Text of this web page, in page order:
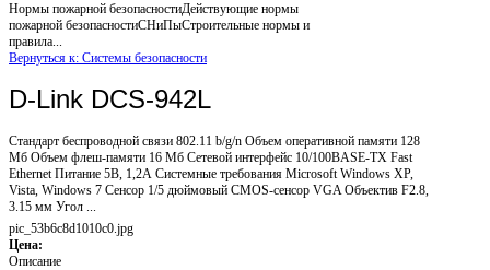
Нормы пожарной безопасностиДействующие нормы
пожарной безопасностиСНиПыСтроительные нормы и
правила...
Вернуться к: Системы безопасности
D-Link DCS-942L
Стандарт беспроводной связи 802.11 b/g/n Объем оперативной памяти 128
Mб Объем флеш-памяти 16 Мб Сетевой интерфейс 10/100BASE-TX Fast
Ethernet Питание 5В, 1,2А Системные требования Microsoft Windows XP,
Vista, Windows 7 Сенсор 1/5 дюймовый CMOS-сенсор VGA Объектив F2.8,
3.15 мм Угол ...
pic_53b6c8d1010c0.jpg
Цена:
Описание